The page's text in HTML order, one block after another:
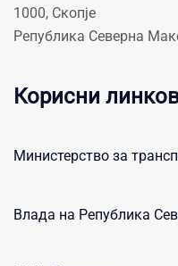
1000, Скопје
Република Северна
Корисни
Министерство за
Влада на Република